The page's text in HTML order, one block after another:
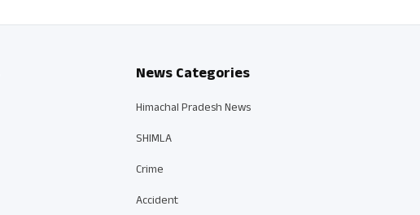
News Categories
Himachal Pradesh News
SHIMLA
Crime
Accident